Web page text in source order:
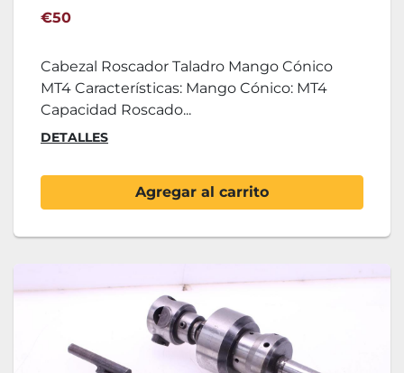
€50
Cabezal Roscador Taladro Mango Cónico
MT4 Características: Mango Cónico: MT4
Capacidad Roscado...
DETALLES
Agregar al carrito